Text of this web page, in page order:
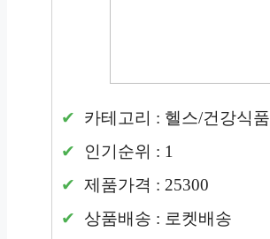
카테고리 : 헬스/건강식품
인기순위 : 1
제품가격 : 25300
상품배송 : 로켓배송